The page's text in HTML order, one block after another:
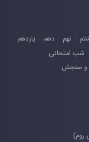
نهم دهم
یازدهم
شب امتحانی
و سنجش
روم)